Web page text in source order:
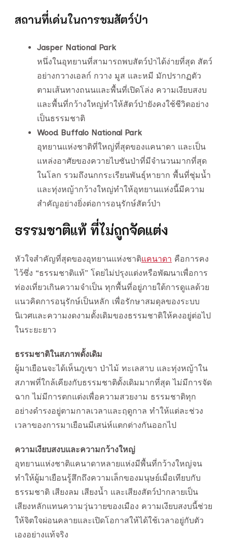
สถานที่เด่นในการชมสัตว์ป่า
Jasper National Park
หนึ่งในอุทยานที่สามารถพบสัตว์ป่าได้ง่ายที่สุด สัตว์
อย่างกวางเอลก์ กวาง มูส และหมี มักปรากฏตัว
ตามเส้นทางถนนและพื้นที่เปิดโล่ง ความเงียบสงบ
และพื้นที่กว้างใหญ่ทำให้สัตว์ป่ายังคงใช้ชีวิตอย่าง
เป็นธรรมชาติ
Wood Buffalo National Park
อุทยานแห่งชาติที่ใหญ่ที่สุดของแคนาดา และเป็น
แหล่งอาศัยของควายไบซันป่าที่มีจำนวนมากที่สุด
ในโลก รวมถึงนกกระเรียนพันธุ์หายาก พื้นที่ชุ่มน้ำ
และทุ่งหญ้ากว้างใหญ่ทำให้อุทยานแห่งนี้มีความ
สำคัญอย่างยิ่งต่อการอนุรักษ์สัตว์ป่า
ธรรมชาติแท้ ที่ไม่ถูกจัดแต่ง
หัวใจสำคัญที่สุดของอุทยานแห่งชาติแคนาดา คือการคง
ไว้ซึ่ง “ธรรมชาติแท้” โดยไม่ปรุงแต่งหรือพัฒนาเพื่อการ
ท่องเที่ยวเกินความจำเป็น ทุกพื้นที่อยู่ภายใต้การดูแลด้วย
แนวคิดการอนุรักษ์เป็นหลัก เพื่อรักษาสมดุลของระบบ
นิเวศและความงดงามดั้งเดิมของธรรมชาติให้คงอยู่ต่อไป
ในระยะยาว
ธรรมชาติในสภาพดั้งเดิม
ผู้มาเยือนจะได้เห็นภูเขา ป่าไม้ ทะเลสาบ และทุ่งหญ้าใน
สภาพที่ใกล้เคียงกับธรรมชาติดั้งเดิมมากที่สุด ไม่มีการจัด
ฉาก ไม่มีการตกแต่งเพื่อความสวยงาม ธรรมชาติทุก
อย่างดำรงอยู่ตามกาลเวลาและฤดูกาล ทำให้แต่ละช่วง
เวลาของการมาเยือนมีเสน่ห์แตกต่างกันออกไป
ความเงียบสงบและความกว้างใหญ่
อุทยานแห่งชาติแคนาดาหลายแห่งมีพื้นที่กว้างใหญ่จน
ทำให้ผู้มาเยือนรู้สึกถึงความเล็กของมนุษย์เมื่อเทียบกับ
ธรรมชาติ เสียงลม เสียงน้ำ และเสียงสัตว์ป่ากลายเป็น
เสียงหลักแทนความวุ่นวายของเมือง ความเงียบสงบนี้ช่วย
ให้จิตใจผ่อนคลายและเปิดโอกาสให้ได้ใช้เวลาอยู่กับตัว
เองอย่างแท้จริง